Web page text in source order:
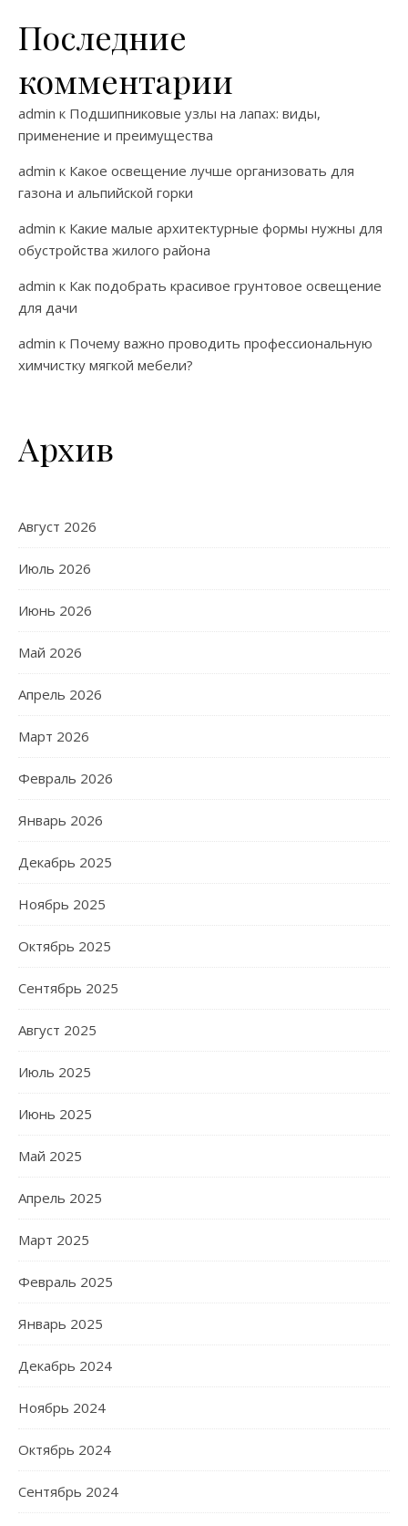
Последние
комментарии
admin к Подшипниковые узлы на лапах: виды,
применение и преимущества
admin к Какое освещение лучше организовать для
газона и альпийской горки
admin к Какие малые архитектурные формы нужны для
обустройства жилого района
admin к Как подобрать красивое грунтовое освещение
для дачи
admin к Почему важно проводить профессиональную
химчистку мягкой мебели?
Архив
Август 2026
Июль 2026
Июнь 2026
Май 2026
Апрель 2026
Март 2026
Февраль 2026
Январь 2026
Декабрь 2025
Ноябрь 2025
Октябрь 2025
Сентябрь 2025
Август 2025
Июль 2025
Июнь 2025
Май 2025
Апрель 2025
Март 2025
Февраль 2025
Январь 2025
Декабрь 2024
Ноябрь 2024
Октябрь 2024
Сентябрь 2024